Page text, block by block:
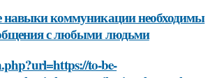
навыки коммуникации необходимы
с любыми людьми
to-be-